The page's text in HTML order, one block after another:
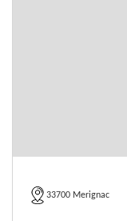
33700 Merignac